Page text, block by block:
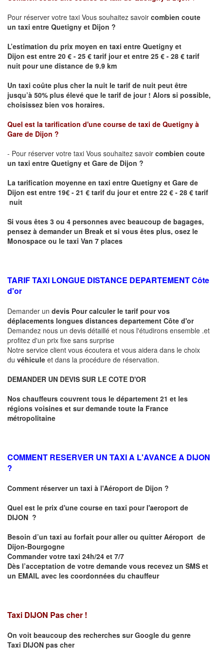
Pour réserver votre taxi Vous souhaitez savoir combien coute
un taxi entre Quetigny et Dijon ?
L’estimation du prix moyen en taxi entre Quetigny et
Dijon est entre 20 € - 25 € tarif jour et entre 25 € - 28 € tarif
nuit pour une distance de 9.9 km
Un taxi coûte plus cher la nuit le tarif de nuit peut être
jusqu’à 50% plus élevé que le tarif de jour ! Alors si possible,
choisissez bien vos horaires.
Quel est la tarification d'une course de taxi de Quetigny à
Gare de Dijon ?
- Pour réserver votre taxi Vous souhaitez savoir combien coute
un taxi entre Quetigny et Gare de Dijon ?
La tarification moyenne en taxi entre Quetigny et Gare de
Dijon est entre 19€ - 21 € tarif du jour et entre 22 € - 28 € tarif
nuit
Si vous êtes 3 ou 4 personnes avec beaucoup de bagages,
pensez à demander un Break et si vous êtes plus, osez le
Monospace ou le taxi Van 7 places
TARIF TAXI LONGUE DISTANCE DEPARTEMENT Côte
d'or
Demander un devis Pour calculer le tarif pour vos
déplacements longues distances departement Côte d'or
Demandez nous un devis détaillé et nous l'étudirons ensemble .et
profitez d'un prix fixe sans surprise
Notre service client vous écoutera et vous aidera dans le choix
du véhicule et dans la procédure de réservation.
DEMANDER UN DEVIS SUR LE COTE D'OR
Nos chauffeurs couvrent tous le département 21 et les
régions voisines et sur demande toute la France
métropolitaine
COMMENT RESERVER UN TAXI A L'AVANCE A DIJON
?
Comment réserver un taxi à l'Aéroport de Dijon ?
Quel est le prix d'une course en taxi pour l'aeroport de
DIJON ?
Besoin d’un taxi au forfait pour aller ou quitter Aéroport de
Dijon-Bourgogne
Commander votre taxi 24h/24 et 7/7
Dès l’acceptation de votre demande vous recevez un SMS et
un EMAIL avec les coordonnées du chauffeur
Taxi DIJON Pas cher !
On voit beaucoup des recherches sur Google du genre
Taxi DIJON pas cher